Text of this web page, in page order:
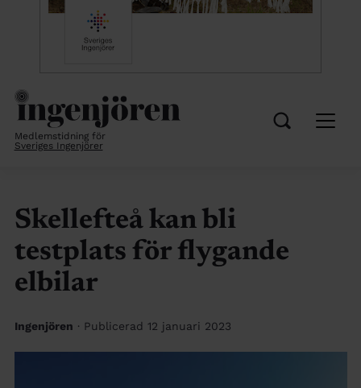
Medlemstidning för
Sveriges Ingenjörer
Skellefteå kan bli
testplats för flygande
elbilar
Ingenjören · Publicerad 12 januari 2023